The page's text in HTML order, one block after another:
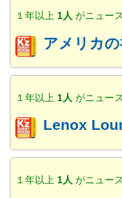
１年以上 1人 がニュー
アメリカの
１年以上 1人 がニュー
Lenox
１年以上 1人 がニュー